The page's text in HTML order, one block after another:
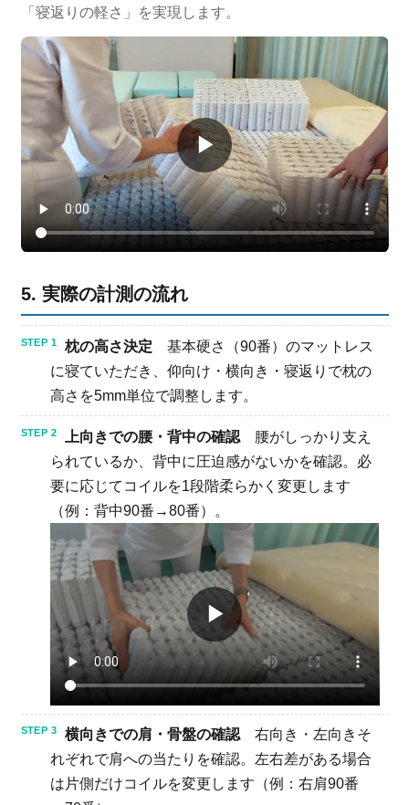
「寝返りの軽さ」を実現します。
▶
5. 実際の計測の流れ
枕の高さ決定 基本硬さ（90番）のマットレス
に寝ていただき、仰向け・横向き・寝返りで枕の
高さを5mm単位で調整します。
上向きでの腰・背中の確認腰がしっかり支え
られているか、背中に圧迫感がないかを確認。必
要に応じてコイルを1段階柔らかく変更します
（例：背中90番→80番）。
▶
横向きでの肩・骨盤の確認右向き・左向きそ
れぞれで肩への当たりを確認。左右差がある場合
は片側だけコイルを変更します（例：右肩90番